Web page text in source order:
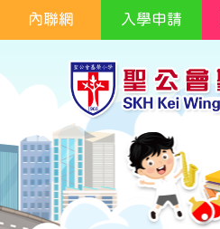
內聯網 入學申請